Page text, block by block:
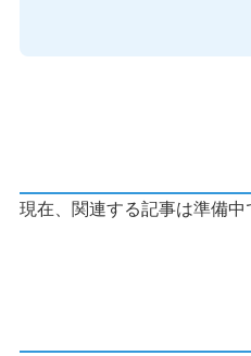
現在、関連する記事は準備中